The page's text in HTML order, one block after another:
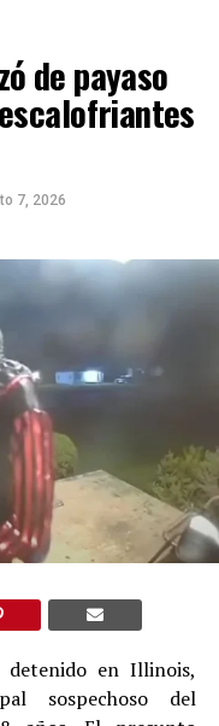
de payaso
7, 2026
en Illinois,
sospechoso del